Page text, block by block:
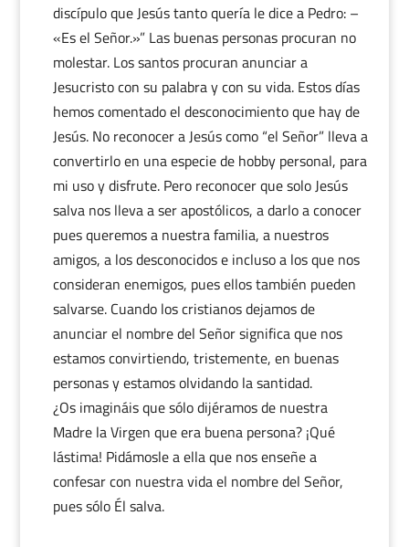
discípulo que Jesús tanto quería le dice a Pedro: –
«Es el Señor.»” Las buenas personas procuran no
molestar. Los santos procuran anunciar a
Jesucristo con su palabra y con su vida. Estos días
hemos comentado el desconocimiento que hay de
Jesús. No reconocer a Jesús como “el Señor” lleva a
convertirlo en una especie de hobby personal, para
mi uso y disfrute. Pero reconocer que solo Jesús
salva nos lleva a ser apostólicos, a darlo a conocer
pues queremos a nuestra familia, a nuestros
amigos, a los desconocidos e incluso a los que nos
consideran enemigos, pues ellos también pueden
salvarse. Cuando los cristianos dejamos de
anunciar el nombre del Señor significa que nos
estamos convirtiendo, tristemente, en buenas
personas y estamos olvidando la santidad.
¿Os imagináis que sólo dijéramos de nuestra
Madre la Virgen que era buena persona? ¡Qué
lástima! Pidámosle a ella que nos enseñe a
confesar con nuestra vida el nombre del Señor,
pues sólo Él salva.